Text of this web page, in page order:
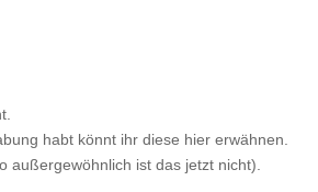
habt könnt ihr diese hier erwähnen.
außergewöhnlich ist das jetzt nicht).